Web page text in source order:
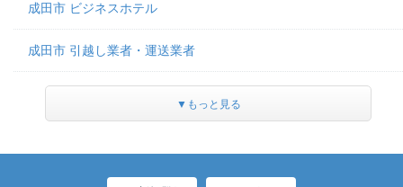
成田市 ビジネスホテル
成田市 引越し業者・運送業者
▼もっと見る